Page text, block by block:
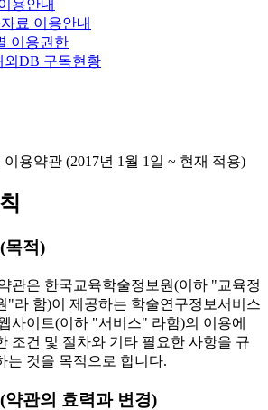
용안내
료 이용안내
이용권한
외DB 구독현황
용약관 (2017년 1월 1일 ~ 현재 적용)
목적)
관은 한국교육학술정보원(이하 "교육정
"라 함)이 제공하는 학술연구정보서비스
사이트(이하 "서비스" 라함)의 이용에
조건 및 절차와 기타 필요한 사항을 규
는 것을 목적으로 합니다.
약관의 효력과 변경)